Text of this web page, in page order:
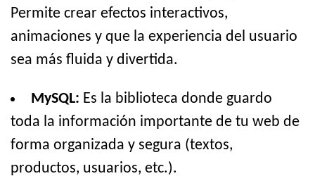
Permite crear efectos interactivos,
animaciones y que la experiencia del usuario
sea más fluida y divertida.
MySQL: Es la biblioteca donde guardo
toda la información importante de tu web de
forma organizada y segura (textos,
productos, usuarios, etc.).